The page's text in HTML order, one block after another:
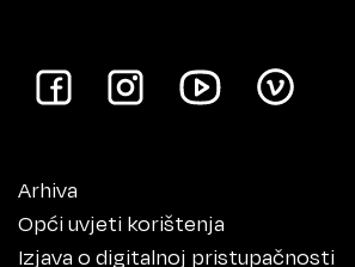
Arhiva
Opći uvjeti korištenja
Izjava o digitalnoj pristupačnosti